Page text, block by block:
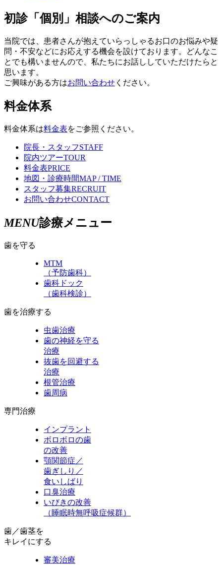
初診「個別」相談へのご案内
当院では、患者さんが抱えていらっしゃるお口のお悩みや疑
問・不安などにお応えする機会を設けております。どんなこ
とでも構いませんので、私たちにお話ししていただけたらと
思います。
ご興味がある方はお問い合わせ ください。
料金体系
料金体系は料金表をご参照ください。
院長・スタッフSTAFF
院内ツアーTOUR
料金表PRICE
地図・診療時間MAP / TIME
スタッフ募集RECRUIT
お問い合わせCONTACT
MENU診療メニュー
歯を守る
MTM
（予防歯科）
歯科ドック
（歯科検診）
歯を治療する
虫歯治療
歯の神経を守る
治療
抜歯を回避する
治療
根管治療
歯周病
専門治療
インプラント
ボロボロの歯
の改善
顎関節症／
歯ぎしり／
食いしばり
口臭治療
いびきの改善
（睡眠時無呼吸症候群）
歯／歯茎を
キレイにする
審美治療